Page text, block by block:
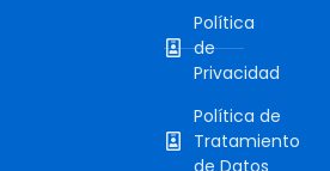
Política
de
Privacidad
Política de
Tratamiento
de Datos